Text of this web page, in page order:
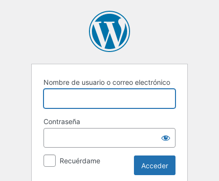
Nombre de usuario o correo electrónico
Contraseña
Recuérdame